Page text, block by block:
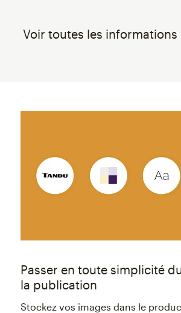
Voir toutes les informations
Passer en toute simplicité
la publication
Stockez vos images dans le